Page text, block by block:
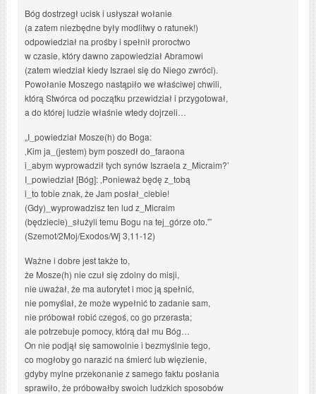
Bóg dostrzegł ucisk i usłyszał wołanie
(a zatem niezbędne były modlitwy o ratunek!)
odpowiedział na prośby i spełnił proroctwo
w czasie, który dawno zapowiedział Abramowi
(zatem wiedział kiedy Iszrael się do Niego zwróci).
Powołanie Moszego nastąpiło we właściwej chwili,
którą Stwórca od początku przewidział i przygotował,
a do której ludzie właśnie wtedy dojrzeli…
„I_powiedział Mosze(h) do Boga:
‚Kim ja_(jestem) bym poszedł do_faraona
i_abym wyprowadził tych synów Iszraela z_Micraim?’
I_powiedział [Bóg]: ‚Ponieważ będę z_tobą
i_to tobie znak, że Jam posłał_ciebie!
(Gdy)_wyprowadzisz ten lud z_Micraim
(będziecie)_służyli temu Bogu na tej_górze oto.'”
(Szemot/2Moj/Exodos/Wj 3,11-12)
Ważne i dobre jest także to,
że Mosze(h) nie czuł się zdolny do misji,
nie uważał, że ma autorytet i moc ją spełnić,
nie pomyślał, że może wypełnić to zadanie sam,
nie próbował robić czegoś, co go przerasta;
ale potrzebuje pomocy, którą dał mu Bóg…
On nie podjął się samowolnie i bezmyślnie tego,
co mogłoby go narazić na śmierć lub więzienie,
gdyby mylne przekonanie z samego faktu posłania
sprawiło, że próbowałby swoich ludzkich sposobów